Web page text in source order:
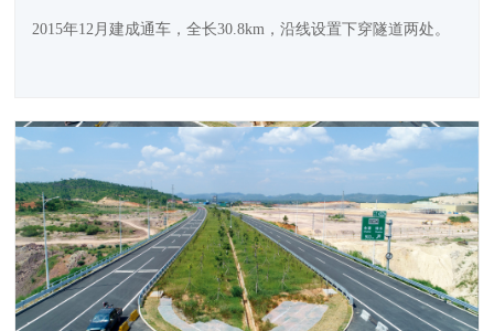
2015年12月建成通车，全长30.8km，沿线设置下穿隧道两处。